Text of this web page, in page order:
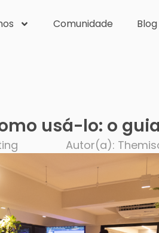
Comunidade Blog
usá-lo: o
Autor(a):